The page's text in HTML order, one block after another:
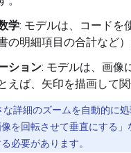
学: モデルは、コードを
の明細項目の合計など）
ション: モデルは、画像
えば、矢印を描画して
な詳細のズームを自動的に
を回転させて垂直にする
必要があります。